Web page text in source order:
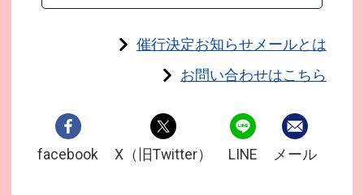
催行決定お知らせメールとは
お問い合わせはこちら
facebook X（旧Twitter） LINE メール